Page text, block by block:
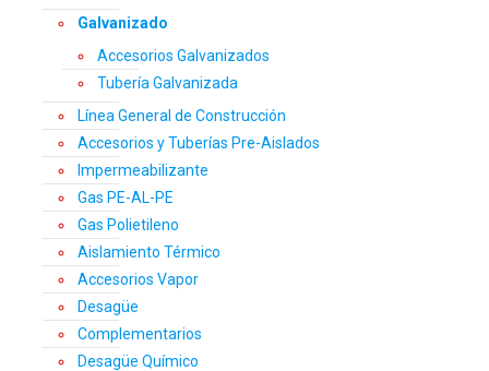
Galvanizado
Accesorios Galvanizados
Tubería Galvanizada
Línea General de Construcción
Accesorios y Tuberías Pre-Aislados
Impermeabilizante
Gas PE-AL-PE
Gas Polietileno
Aislamiento Térmico
Accesorios Vapor
Desagüe
Complementarios
Desagüe Químico